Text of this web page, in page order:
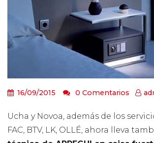
16/09/2015 0 Comentarios
Ucha y Novoa, además de los
FAC, BTV, LK, OLLÉ, ahora lleva